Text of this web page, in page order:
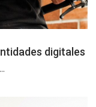
digitales